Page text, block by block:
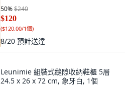
50%$240
$120
($120.00/1個)
8/20 預計送達
Leunimie 組裝式縫隙收納鞋櫃 5層
24.5 x 26 x 72 cm, 象牙白, 1個